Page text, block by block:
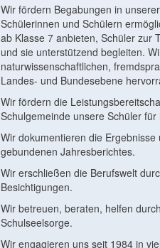
Wir fördern Begabungen in
Schülerinnen und Schülern
ab Klasse 7 anbieten, Schüler zur
und sie unterstützend begleiten.
naturwissenschaftlichen,
Landes- und Bundesebene
Wir fördern die
Schulgemeinde unsere Schüler
Wir dokumentieren die
gebundenen Jahresberichtes.
Wir erschließen die Berufswelt
Besichtigungen.
Wir betreuen, beraten, helfen
Schulseelsorge.
Wir engagieren uns seit 1984 in